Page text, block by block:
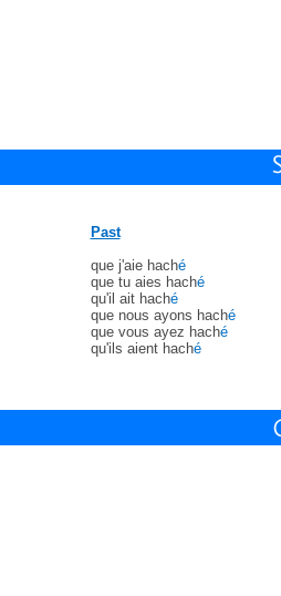
Past
que j'aie haché
que tu aies haché
qu'il ait haché
que nous ayons haché
que vous ayez haché
qu'ils aient haché